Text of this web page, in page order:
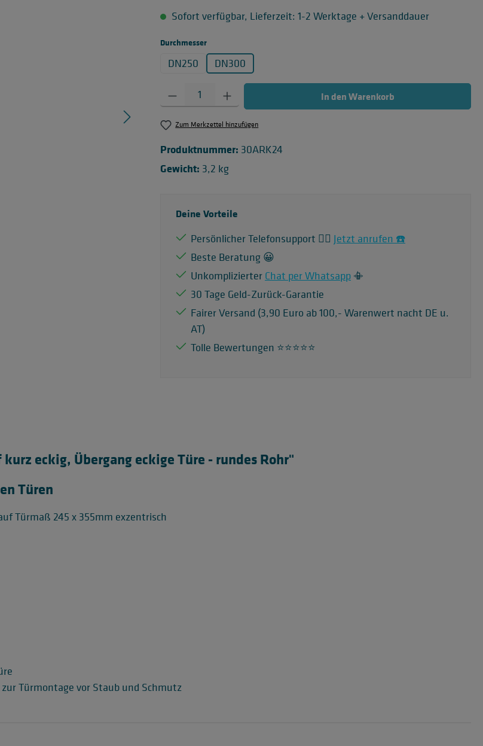
Sofort verfügbar, Lieferzeit: 1-2 Werktage + Versanddauer
Durchmesserauswählen
DN250 DN300
Produkt Anzahl: Gib den gewünschten Wert ein oder benutze die Schaltflächen um die Anzahl
In den Warenkorb
Zum Merkzettel hinzufügen
Produktnummer: 30ARK24
Gewicht: 3,2 kg
Deine Vorteile
Persönlicher Telefonsupport 🙋‍♂️ Jetzt anrufen ☎️
Beste Beratung 😀
Unkomplizierter Chat per Whatsapp 📳
30 Tage Geld-Zurück-Garantie
Fairer Versand (3,90 Euro ab 100,- Warenwert nacht DE u.
AT)
Tolle Bewertungen ⭐️⭐️⭐️⭐️⭐️
eckig, Übergang eckige Türe - rundes Rohr"
Türen
Türmaß 245 x 355mm exzentrisch
Türmontage vor Staub und Schmutz